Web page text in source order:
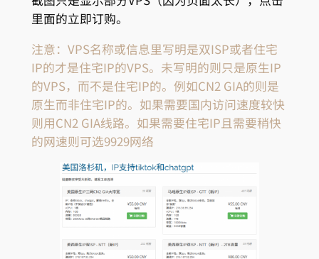
里面的立即订购。
注意：VPS名称或信息里写明是双ISP或者住宅
IP的才是住宅IP的VPS。未写明的则只是原生IP
的VPS，而不是住宅IP的。例如CN2 GIA的则是
原生而非住宅IP的。如果需要国内访问速度较快
则用CN2 GIA线路。如果需要住宅IP且需要稍快
的网速则可选9929网络